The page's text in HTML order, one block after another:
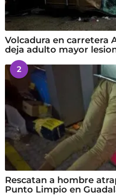
Volcadura en carretera
deja adulto mayor
2
Rescatan a hombre
Punto Limpio en